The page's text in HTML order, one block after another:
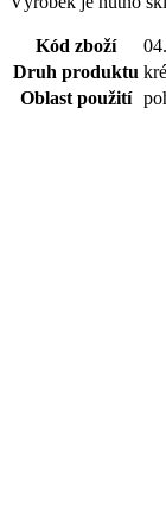
Kód zboží
Druh produktu
Oblast použití